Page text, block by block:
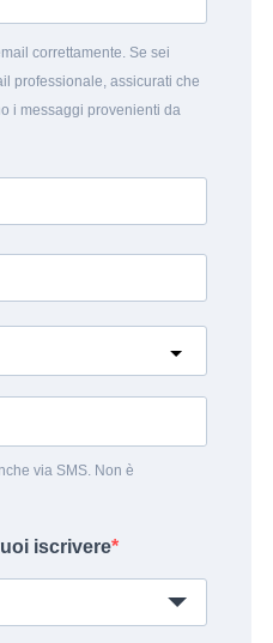
correttamente. Se sei
professionale, assicurati che
i messaggi provenienti da
via SMS. Non è
iscrivere